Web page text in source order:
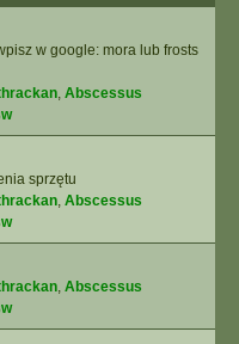
w google: mora lub frosts
, Abscessus
sprzętu
, Abscessus
, Abscessus